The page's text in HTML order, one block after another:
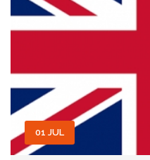
01 JUL